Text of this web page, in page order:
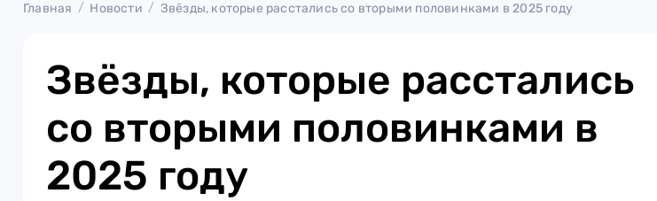
Главная Новости Звёзды, которые расстались со вторыми половинками в 2025 году
Звёзды, которые расстались
со вторыми половинками в
2025 году